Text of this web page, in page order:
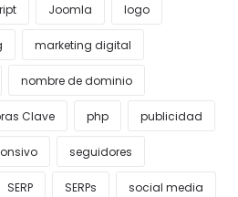
Joomla logo
marketing digital
nombre de dominio
Clave php publicidad
seguidores
SERP SERPs social media